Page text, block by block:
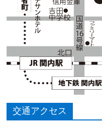
交通アクセス